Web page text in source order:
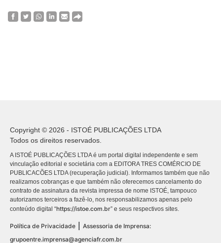
Copyright © 2026 - ISTOÉ PUBLICAÇÕES LTDA
Todos os direitos reservados.
A ISTOÉ PUBLICAÇÕES LTDA é um portal digital independente e sem
vinculação editorial e societária com a EDITORA TRES COMÉRCIO DE
PUBLICACÕES LTDA (recuperação judicial). Informamos também que não
realizamos cobranças e que também não oferecemos cancelamento do
contrato de assinatura da revista impressa de nome ISTOÉ, tampouco
autorizamos terceiros a fazê-lo, nos responsabilizamos apenas pelo
conteúdo digital “https://istoe.com.br” e seus respectivos sites.
Política de Privacidade
Assessoria de Imprensa:
grupoentre.imprensa@agenciafr.com.br